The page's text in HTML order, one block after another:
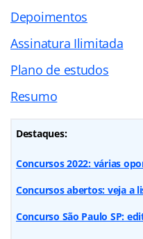
Depoimentos
Assinatura Ilimitada
Plano de estudos
Resumo
Destaques:
Concursos 2022: várias
Concursos abertos: veja a
Concurso São Paulo SP: